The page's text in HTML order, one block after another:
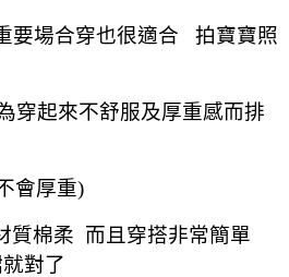
要場合穿也很適合 拍寶寶照
穿起來不舒服及厚重感而排
會厚重)
質棉柔 而且穿搭非常簡單
對了